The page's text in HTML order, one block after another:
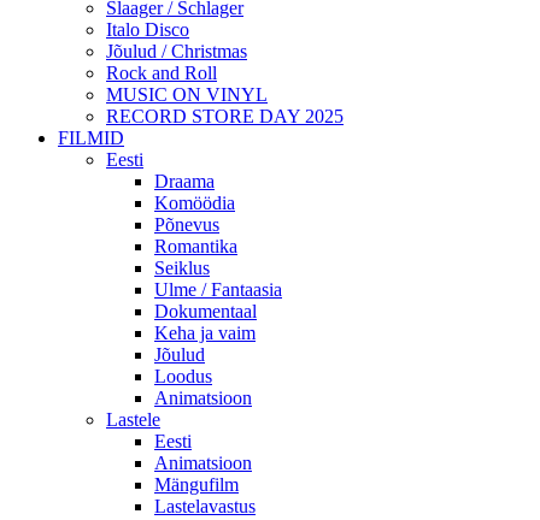
Šlaager / Schlager
Italo Disco
Jõulud / Christmas
Rock and Roll
MUSIC ON VINYL
RECORD STORE DAY 2025
FILMID
Eesti
Draama
Komöödia
Põnevus
Romantika
Seiklus
Ulme / Fantaasia
Dokumentaal
Keha ja vaim
Jõulud
Loodus
Animatsioon
Lastele
Eesti
Animatsioon
Mängufilm
Lastelavastus